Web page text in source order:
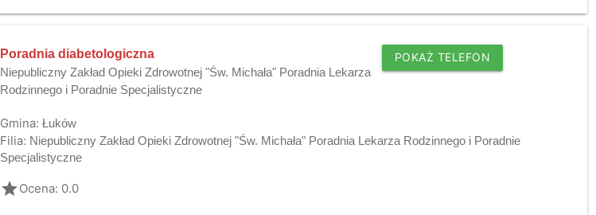
Poradnia diabetologiczna
Niepubliczny Zakład Opieki Zdrowotnej "Św. Michała" Poradnia Lekarza
Rodzinnego i Poradnie Specjalistyczne
POKAŻ TELEFON
Gmina: Łuków
Filia: Niepubliczny Zakład Opieki Zdrowotnej "Św. Michała" Poradnia Lekarza Rodzinnego i Poradnie
Specjalistyczne
gradeOcena: 0.0